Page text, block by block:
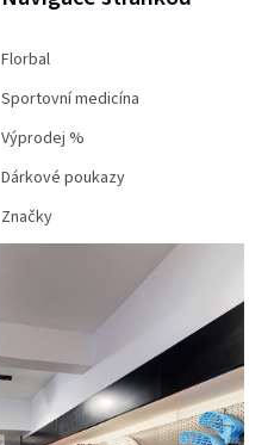
Florbal
Sportovní medicína
Výprodej %
Dárkové poukazy
Značky